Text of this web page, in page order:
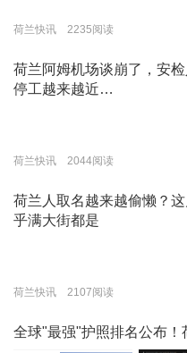
荷兰快讯 2235阅读
荷兰阿姆机场谈崩了，安
停工越来越近…
荷兰快讯 2044阅读
荷兰人取名越来越偷懒？
乎满大街都是
荷兰快讯 2107阅读
全球"最强"护照排名公布